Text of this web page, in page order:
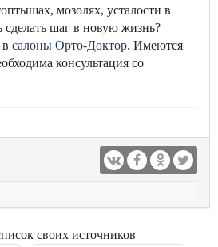
мозолях, усталости в
сделать шаг в новую жизнь?
салоны Орто-Доктор. Имеются
консультация со
своих источников